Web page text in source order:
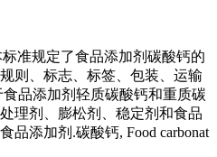
准规定了食品添加剂碳酸钙的
则、标志、标签、包装、运输
品添加剂轻质碳酸钙和重质碳
理剂、膨松剂、稳定剂和食品
品添加剂.碳酸钙, Food carbonat